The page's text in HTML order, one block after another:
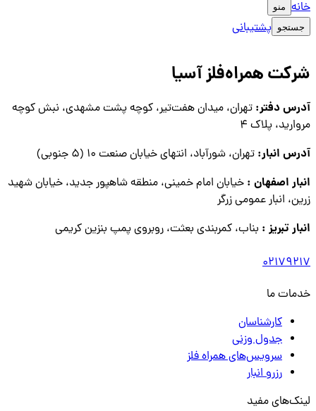
خانه منو
جستجو پشتیبانی
شرکت همراه‌فلز آسیا
آدرس دفتر: تهران، میدان هفت‌تیر، کوچه پشت مشهدی، نبش کوچه
مروارید، پلاک ۴
آدرس انبار: تهران، شورآباد، انتهای خیابان صنعت ۱۰ (۵ جنوبی)
انبار اصفهان : خیابان امام خمینی، منطقه شاهپور جدید، خیابان شهید
زرین، انبار عمومی زرگر
انبار تبریز : بناب، کمربندی بعثت، روبروی پمپ بنزین کریمی
02179217
خدمات ما
کارشناسان
جدول وزنی
سرویس‌های همراه فلز
رزرو انبار
لینک‌های مفید